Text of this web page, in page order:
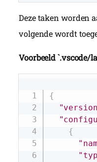
Deze taken worden
volgende wordt
Voorbeeld `.vscode/
{
{